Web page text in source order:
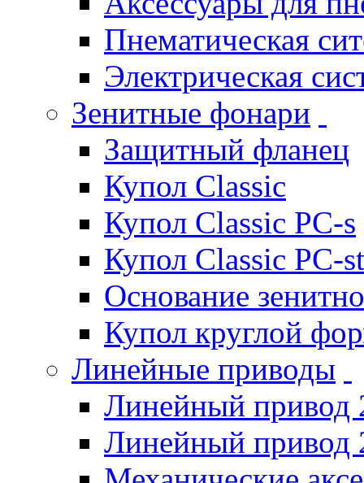
Пнематическая
Электрическая
Зенитные фонари
Защитный фланец
Купол Classic
Купол Classic PC-s
Купол Classic PC-st
Основание
Купол круглой
Линейные приводы
Линейный привод
Линейный привод